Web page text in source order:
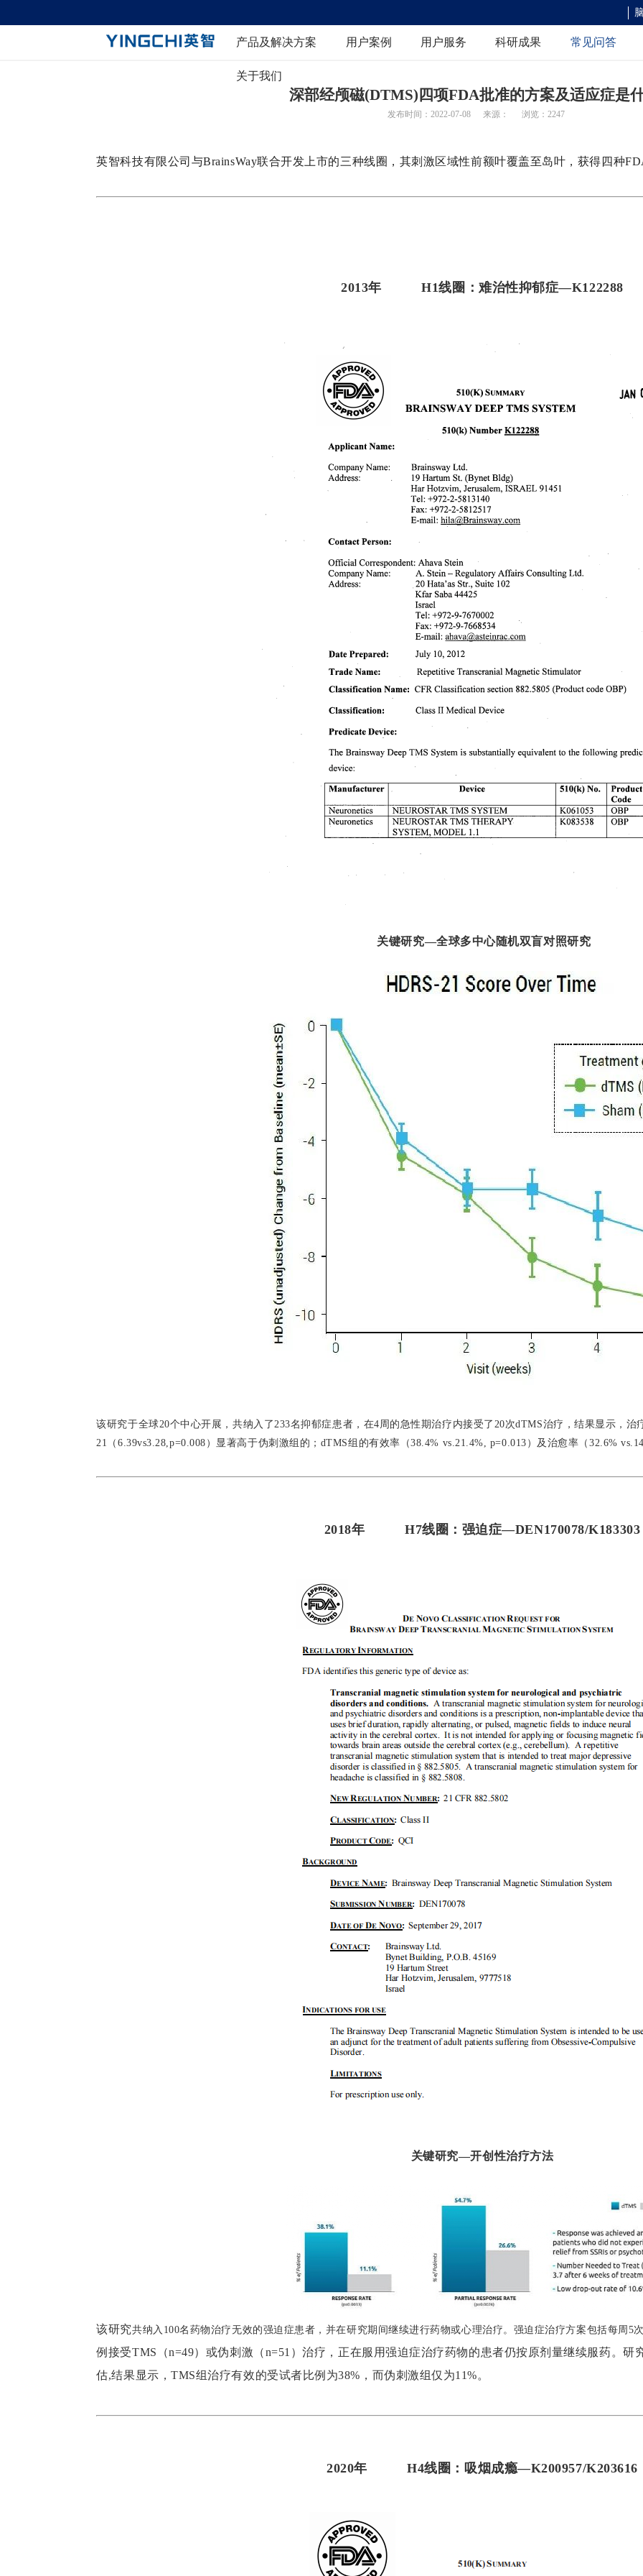
产品及解决方案
磁刺激
动态脑电图
医用事件相关电位
用户案例 用户服务 科研成果 常见问答
关于我们
深部经颅磁(DTMS)四项FDA批准的方案及适应症是
发布时间：2022-07-08 来源： 浏览：2247
英智科技有限公司与BrainsWay联合开发上市的三种线圈，其刺激区域性前额叶覆盖至岛叶，获得四种
2013年 H1线圈：难治性抑郁症—K122288
关键研究—全球多中心随机双盲对照研究
该研究于全球20个中心开展，共纳入了233名抑郁症患者，在4周的急性期治疗内接受了20次dTMS治疗，结果显示，治
21（6.39vs3.28,p=0.008）显著高于伪刺激组的；dTMS组的有效率（38.4% vs.21.4%, p=0.013）及治愈率（32.6%
2018年 H7线圈：强迫症—DEN170078/K183303
关键研究—开创性治疗方法
该研究共纳入100名药物治疗无效的强迫症患者，并在研究期间继续进行药物或心理治疗。强迫症治疗方案包括每周5
例接受TMS（n=49）或伪刺激（n=51）治疗，正在服用强迫症治疗药物的患者仍按原剂量继续服药。研
估,结果显示，TMS组治疗有效的受试者比例为38%，而伪刺激组仅为11%。
2020年H4线圈：吸烟成瘾—K200957/K203616